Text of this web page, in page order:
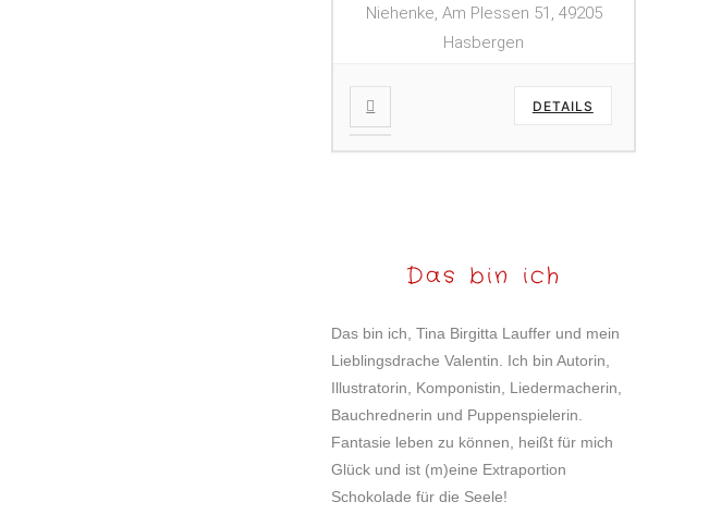
Niehenke, Am Plessen 51, 49205
Hasbergen
DETAILS
Das bin ich
Das bin ich, Tina Birgitta Lauffer und mein
Lieblingsdrache Valentin. Ich bin Autorin,
Illustratorin, Komponistin, Liedermacherin,
Bauchrednerin und Puppenspielerin.
Fantasie leben zu können, heißt für mich
Glück und ist (m)eine Extraportion
Schokolade für die Seele!